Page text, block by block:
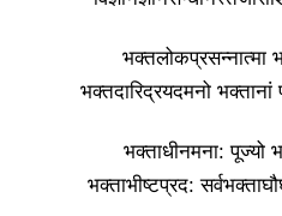
भक्तलोकप्रसन्नात्मा
भक्तदारिद्रयदमनो
भक्ताधीनमना: पूज्यो
भक्ताभीष्टप्रद: